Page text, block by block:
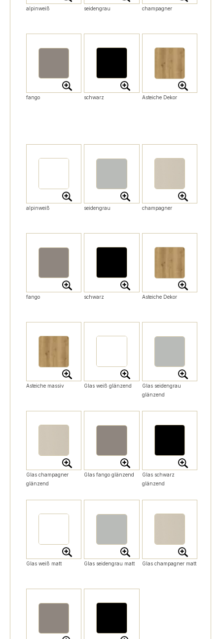
alpinweiß seidengrau champagner
fango schwarz Asteiche Dekor
alpinweiß seidengrau champagner
fango schwarz Asteiche Dekor
Asteiche massiv Glas weiß glänzend
Glas seidengrau
glänzend
Glas champagner
glänzend
Glas fango glänzend
Glas schwarz
glänzend
Glas weiß matt Glas seidengrau matt Glas champagner matt